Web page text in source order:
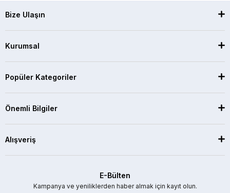
Bize Ulaşın
Kurumsal
Popüler Kategoriler
Önemli Bilgiler
Alışveriş
E-Bülten
Kampanya ve yeniliklerden haber almak için kayıt olun.